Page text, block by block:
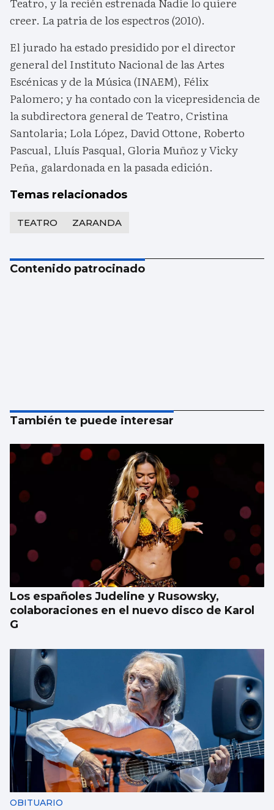
creer. La patria de los espectros (2010).
El jurado ha estado presidido por el director
general del Instituto Nacional de las Artes
Escénicas y de la Música (INAEM), Félix
Palomero; y ha contado con la vicepresidencia de
la subdirectora general de Teatro, Cristina
Santolaria; Lola López, David Ottone, Roberto
Pascual, Lluís Pasqual, Gloria Muñoz y Vicky
Peña, galardonada en la pasada edición.
Temas relacionados
TEATRO ZARANDA
Contenido patrocinado
También te puede interesar
Los españoles Judeline y Rusowsky,
colaboraciones en el nuevo disco de Karol
G
OBITUARIO